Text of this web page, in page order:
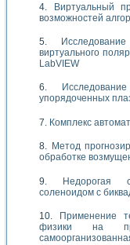
Виртуальный
возможностей
виртуального
LabVIEW
упорядоченных
Комплекс
Метод
обработке
Недорогая
соленоидом с
Применение
физики на